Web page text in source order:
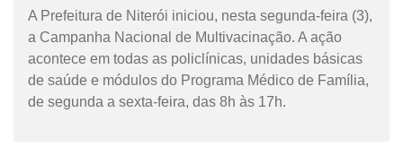
A Prefeitura de Niterói iniciou, nesta segunda-feira (3),
a Campanha Nacional de Multivacinação. A ação
acontece em todas as policlínicas, unidades básicas
de saúde e módulos do Programa Médico de Família,
de segunda a sexta-feira, das 8h às 17h.